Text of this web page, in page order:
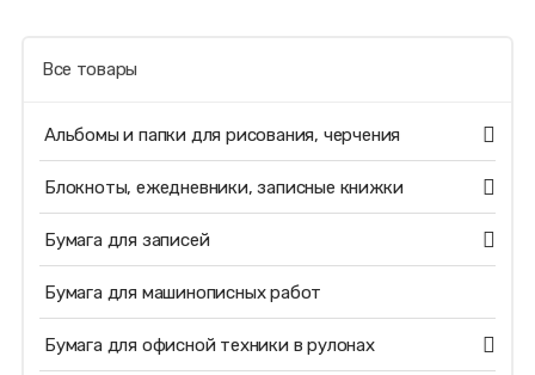
Все товары
Альбомы и папки для рисования, черчения
Блокноты, ежедневники, записные книжки
Бумага для записей
Бумага для машинописных работ
Бумага для офисной техники в рулонах